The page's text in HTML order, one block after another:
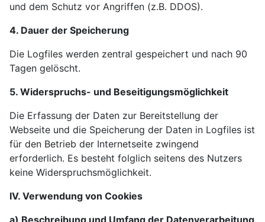
und dem Schutz vor Angriffen (z.B. DDOS).
4. Dauer der Speicherung
Die Logfiles werden zentral gespeichert und nach 90
Tagen gelöscht.
5. Widerspruchs- und Beseitigungsmöglichkeit
Die Erfassung der Daten zur Bereitstellung der
Webseite und die Speicherung der Daten in Logfiles ist
für den Betrieb der Internetseite zwingend
erforderlich. Es besteht folglich seitens des Nutzers
keine Widerspruchsmöglichkeit.
IV. Verwendung von Cookies
a) Beschreibung und Umfang der Datenverarbeitung